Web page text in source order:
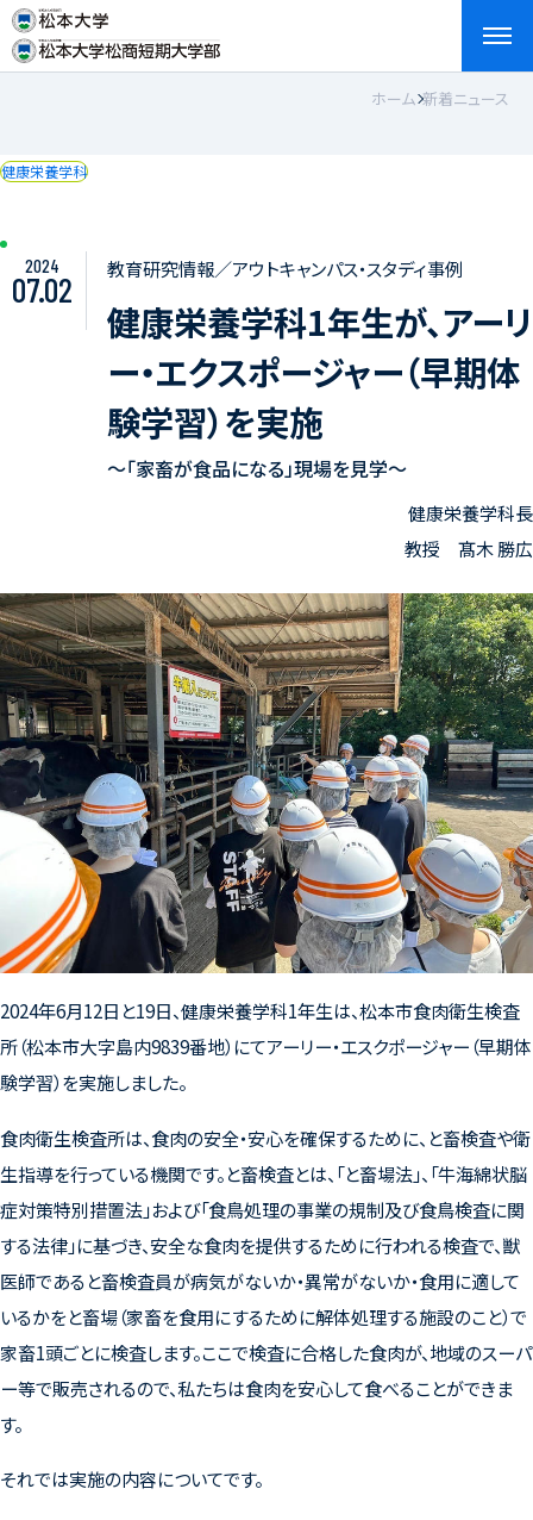
English
ホーム 新着ニュース
健康栄養学科
2024
07.02
教育研究情報／アウトキャンパス・スタディ事例
健康栄養学科1年生が、アーリ
ー・エクスポージャー（早期体
験学習）を実施
～「家畜が食品になる」現場を見学～
健康栄養学科長
教授 髙木 勝広
2024年6月12日と19日、健康栄養学科1年生は、松本市食肉衛生検査
所（松本市大字島内9839番地）にてアーリー・エスクポージャー（早期体
験学習）を実施しました。
食肉衛生検査所は、食肉の安全・安心を確保するために、と畜検査や衛
生指導を行っている機関です。と畜検査とは、「と畜場法」、「牛海綿状脳
症対策特別措置法」および「食鳥処理の事業の規制及び食鳥検査に関
する法律」に基づき、安全な食肉を提供するために行われる検査で、獣
医師であると畜検査員が病気がないか・異常がないか・食用に適して
いるかをと畜場（家畜を食用にするために解体処理する施設のこと）で
家畜1頭ごとに検査します。ここで検査に合格した食肉が、地域のスーパ
ー等で販売されるので、私たちは食肉を安心して食べることができま
す。
それでは実施の内容についてです。